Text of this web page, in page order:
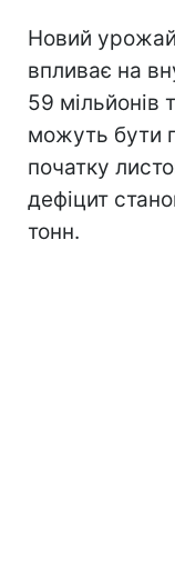
Новий
впливає на
59 мільйонів
можуть бути
початку
дефіцит
тонн.